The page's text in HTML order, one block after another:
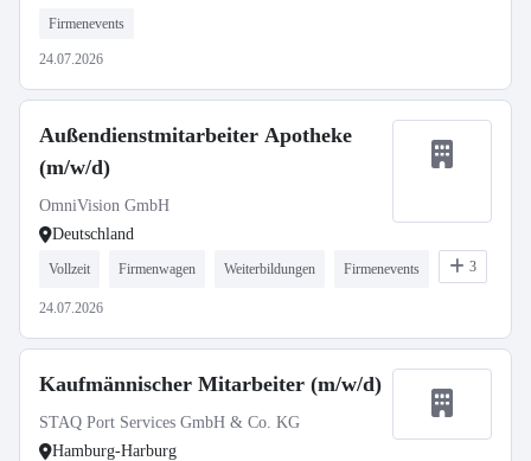
Firmenevents
24.07.2026
Außendienstmitarbeiter Apotheke
(m/w/d)
OmniVision GmbH
Deutschland
Vollzeit Firmenwagen Weiterbildungen Firmenevents 3
24.07.2026
Kaufmännischer Mitarbeiter (m/w/d)
STAQ Port Services GmbH & Co. KG
Hamburg-Harburg